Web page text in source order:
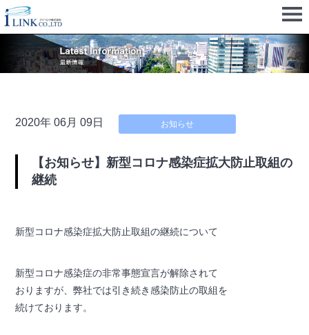
2020年 06月 09日 お知らせ
【お知らせ】新型コロナ感染症拡大防止取組の
継続
新型コロナ感染症拡大防止取組の継続について
新型コロナ感染症の非常事態宣言が解除されて
おりますが、弊社では引き続き感染防止の取組を
続けております。